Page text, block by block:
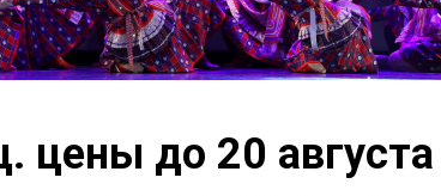
конкурс-фестиваль
"Всероссийская
Это масштабное
сцене лучшие
цены до 20 августа